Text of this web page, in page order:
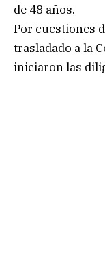
de 48 años.
Por cuestiones
trasladado a la
iniciaron las